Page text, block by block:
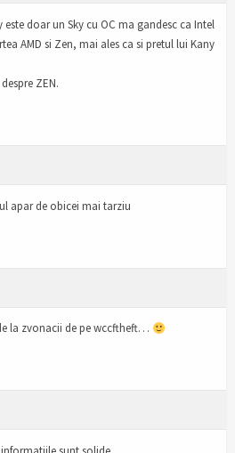
doar un Sky cu OC ma gandesc ca Intel
AMD si Zen, mai ales ca si pretul lui Kany
ZEN.
apar de obicei mai tarziu
la zvonacii de pe wccftheft…